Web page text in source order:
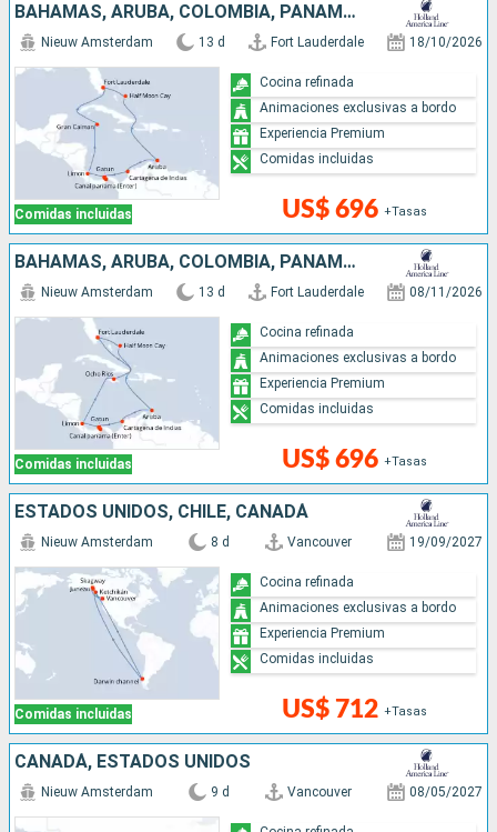
BAHAMAS, ARUBA, COLOMBIA, PANAMÁ, COSTA RICA, ISLAS CAIMÁN, ESTADOS UNIDOS
Comidas incluidas
Nieuw Amsterdam 13 d Fort Lauderdale 18/10/2026
US$ 696 +Tasas
Cocina refinada
Animaciones exclusivas a bordo
Experiencia Premium
Comidas incluidas
BAHAMAS, ARUBA, COLOMBIA, PANAMÁ, COSTA RICA, JAMAICA, ESTADOS UNIDOS
Comidas incluidas
Nieuw Amsterdam 13 d Fort Lauderdale 08/11/2026
US$ 696 +Tasas
Cocina refinada
Animaciones exclusivas a bordo
Experiencia Premium
Comidas incluidas
ESTADOS UNIDOS, CHILE, CANADÁ
Comidas incluidas
Nieuw Amsterdam 8 d Vancouver 19/09/2027
US$ 712 +Tasas
Cocina refinada
Animaciones exclusivas a bordo
Experiencia Premium
Comidas incluidas
CANADÁ, ESTADOS UNIDOS
Nieuw Amsterdam 9 d Vancouver 08/05/2027